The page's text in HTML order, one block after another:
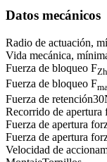
Datos mecánicos
Radio de actuación,
Vida mecánica,
Fuerza de bloqueo FZh
Fuerza de bloqueo F
Fuerza de retención30
Recorrido de apertura
Fuerza de apertura
Fuerza de apertura
Velocidad de